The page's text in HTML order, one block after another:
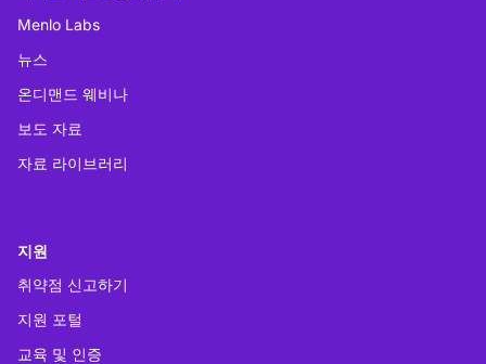
Menlo Labs
뉴스
온디맨드 웨비나
보도 자료
자료 라이브러리
지원
취약점 신고하기
지원 포털
교육 및 인증